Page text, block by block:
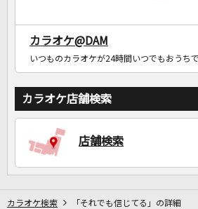
カラオケ@DAM
いつものカラオケが24時間いつでもおうち
カラオケ店舗検索
店舗検索
カラオケ検索 「それでも信じてる」の詳細